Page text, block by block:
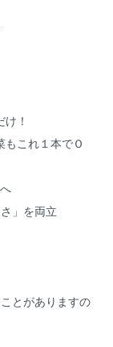
！
これ１本でＯ
」を両立
とがありますの